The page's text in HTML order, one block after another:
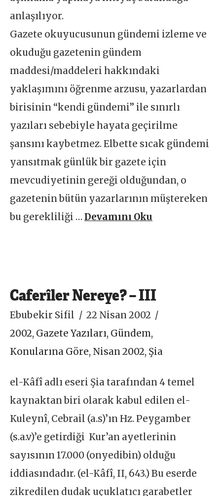
anlaşılıyor.
Gazete okuyucusunun gündemi izleme ve
okuduğu gazetenin gündem
maddesi/maddeleri hakkındaki
yaklaşımını öğrenme arzusu, yazarlardan
birisinin “kendi gündemi” ile sınırlı
yazıları sebebiyle hayata geçirilme
şansını kaybetmez. Elbette sıcak gündemi
yansıtmak günlük bir gazete için
mevcudiyetinin gereği olduğundan, o
gazetenin bütün yazarlarının müştereken
bu gerekliliği …Devamını Oku
Caferîler Nereye? – III
Ebubekir Sifil
22 Nisan 2002
2002, Gazete Yazıları, Gündem,
Konularına Göre, Nisan 2002, Şia
el-Kâfî adlı eseri Şia tarafından 4 temel
kaynaktan biri olarak kabul edilen el-
Kuleynî, Cebrail (a.s)’ın Hz. Peygamber
(s.a.v)’e getirdiği Kur’an ayetlerinin
sayısının 17.000 (onyedibin) olduğu
iddiasındadır. (el-Kâfî, II, 643.) Bu eserde
zikredilen dudak uçuklatıcı garabetler